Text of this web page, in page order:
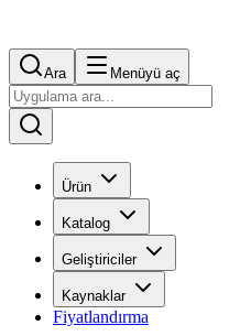
Ara Menüyü aç
Ürün
Katalog
Geliştiriciler
Kaynaklar
Fiyatlandırma